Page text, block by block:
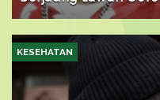
KESEHATAN